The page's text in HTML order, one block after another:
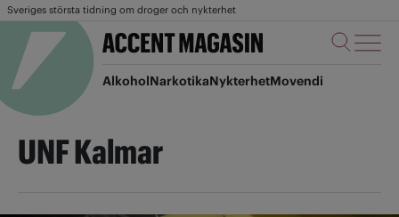
Sveriges största tidning om droger och nykterhet
AlkoholNarkotikaNykterhetMovendi
UNF Kalmar